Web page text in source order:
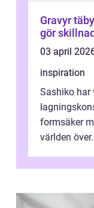
Gravyr täby personliga detaljer som
gör skillnad
03 april
inspiration
Sashiko har
formsäker
världen